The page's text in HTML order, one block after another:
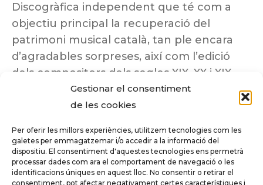
Gestionar el consentiment
de les cookies
Per oferir les millors experiències, utilitzem tecnologies com les
galetes per emmagatzemar i/o accedir a la informació del
dispositiu. El consentiment d'aquestes tecnologies ens permetrà
processar dades com ara el comportament de navegació o les
identificacions úniques en aquest lloc. No consentir o retirar el
consentiment, pot afectar negativament certes característiques i
Discogràfica independent que té com a
objectiu principal la recuperació del
patrimoni musical català, tan ple encara
d’agradables sorpreses, així com l’edició
dels compositors dels segles XIX, XX i XIX
insuficientment coneguts.
Tots els drets reservats a ©Columna
Música.